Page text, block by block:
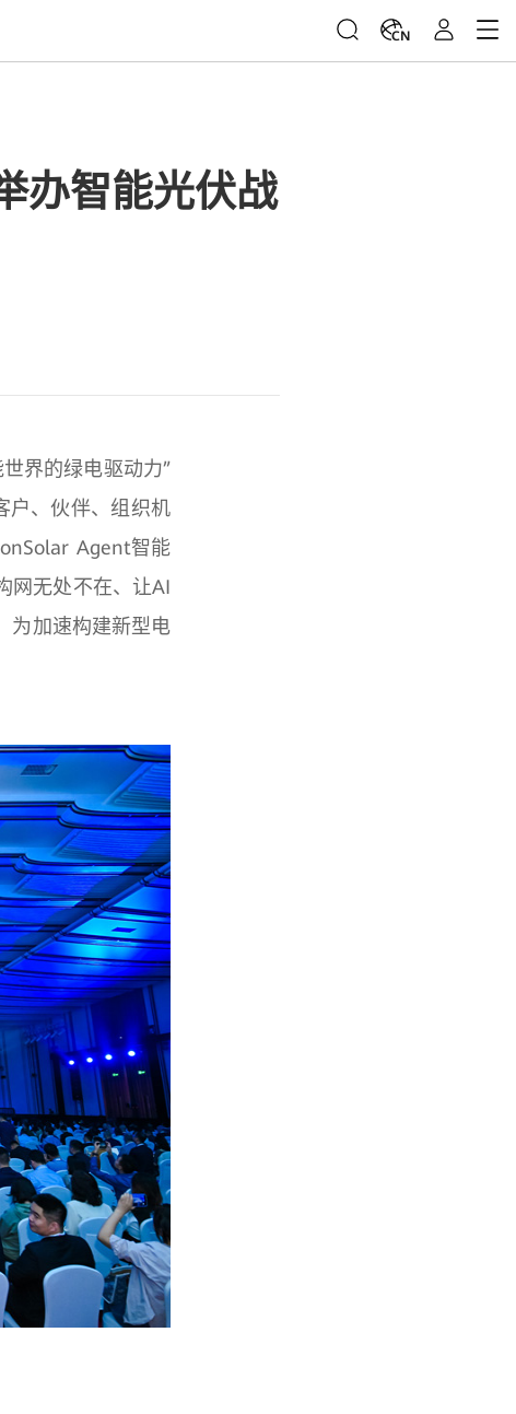
CN
办智能光伏战
界的绿电驱动力”
户、伙伴、组织机
Agent智能
网无处不在、让AI
为加速构建新型电